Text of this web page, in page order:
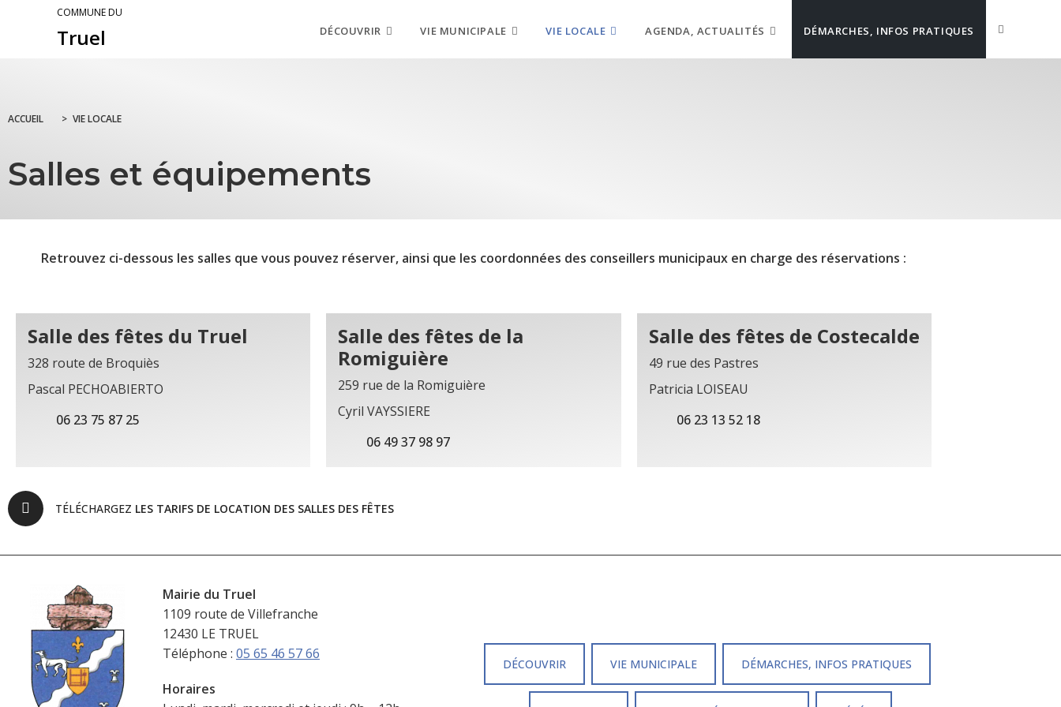
COMMUNE DU
Truel DÉCOUVRIR VIE MUNICIPALE VIE LOCALE AGENDA, ACTUALITÉS DÉMARCHES, INFOS PRATIQUES
ACCUEIL > VIE LOCALE
Salles et équipements
Retrouvez ci-dessous les salles que vous pouvez réserver, ainsi que les coordonnées des conseillers municipaux en charge des réservations :
Salle des fêtes du Truel
328 route de Broquiès
Pascal PECHOABIERTO
06 23 75 87 25
Salle des fêtes de la
Romiguière
259 rue de la Romiguière
Cyril VAYSSIERE
06 49 37 98 97
Salle des fêtes de Costecalde
49 rue des Pastres
Patricia LOISEAU
06 23 13 52 18
TÉLÉCHARGEZ LES TARIFS DE LOCATION DES SALLES DES FÊTES
Mairie du Truel
1109 route de Villefranche
12430 LE TRUEL
Téléphone : 05 65 46 57 66
Horaires
DÉCOUVRIR VIE MUNICIPALE DÉMARCHES, INFOS PRATIQUES